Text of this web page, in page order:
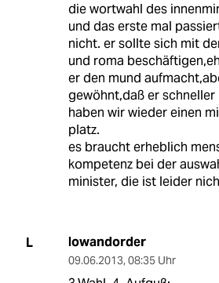
die wortwahl des
und das erste mal
nicht. er sollte sich mit
und roma
er den mund
gewöhnt,daß er
haben wir wieder einen
platz.
es braucht erheblich
kompetenz bei der
minister, die ist leider
L lowandorder
09.06.2013, 08:35 Uhr